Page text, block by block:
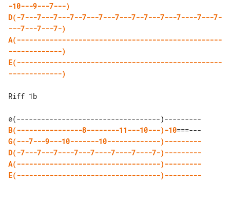
-10---9---7---)
D(-7---7---7---7--7---7---7---7--7---7---7----7---7-
---7---7---7-)
A(--------------------------------------------------
-------------)
E(--------------------------------------------------
-------------)
Riff 1b
B(----------------8--------11---10---)-10
G(---7---9---10-------10-------------)---------
D(-7---7---7----7---7----7----7----7-)---------
A(-----------------------------------)---------
E(-----------------------------------)---------